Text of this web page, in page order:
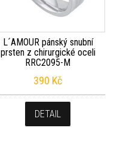
L´AMOUR pánský snubní
prsten z chirurgické oceli
RRC2095-M
390 Kč
DETAIL